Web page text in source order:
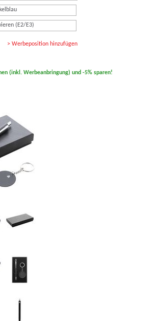
(E2/E3)
> Werbeposition hinzufügen
(inkl. Werbeanbringung) und -5% sparen!